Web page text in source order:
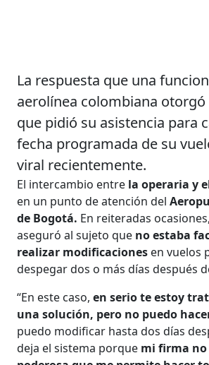
La respuesta que una
aerolínea colombiana otorgó
que pidió su asistencia para
fecha programada de su
viral recientemente.
El intercambio entre la operaria y
en un punto de atención del
de Bogotá. En reiteradas
aseguró al sujeto que no estaba
realizar modificaciones en vuelos
despegar dos o más días después
“En este caso,en serio te estoy
una solución, pero no puedo
puedo modificar hasta dos días
deja el sistema porque mi firma